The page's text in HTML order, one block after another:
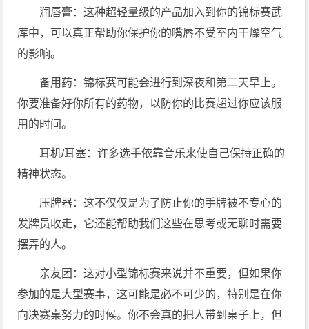
润唇膏：这种超轻量级的产品加入到你的锦标赛武
库中，可以真正帮助你保护你的嘴唇不受室内干燥空气
的影响。
备用药：锦标赛可能会进行到深夜和第二天早上。
你要准备好你所有的药物，以防你的比赛超过你应该服
用的时间。
耳机/耳塞：许多选手依靠音乐来使自己保持正确的
精神状态。
压牌器：这不仅仅是为了防止你的手牌被不专心的
发牌员收走，它还能帮助我们这些在思考或无聊时需要
摆弄的人。
亲友团：这对小型锦标赛来说并不重要，但如果你
参加的是大型赛事，这可能是必不可少的，特别是在你
向决赛桌努力的时候。你不会真的把人带到桌子上，但